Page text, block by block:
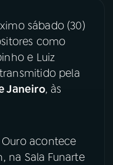
sábado (30)
como
e Luiz
pela
Janeiro, às
acontece
na Sala Funarte